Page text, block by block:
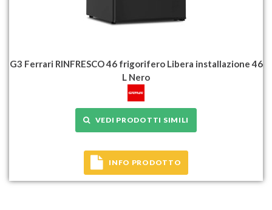
G3 Ferrari RINFRESCO 46 frigorifero Libera installazione 46
L Nero
VEDI PRODOTTI SIMILI
INFO PRODOTTO